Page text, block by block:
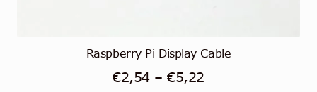
Raspberry Pi Display Cable
€2,54 – €5,22Hintaluokka: